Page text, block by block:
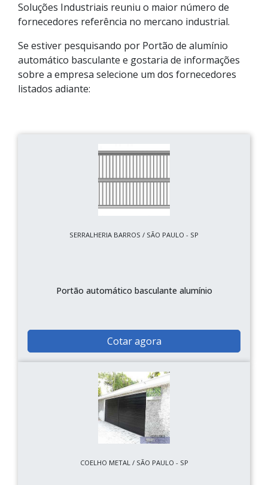
Soluções Industriais reuniu o maior número de
fornecedores referência no mercano industrial.
Se estiver pesquisando por Portão de alumínio
automático basculante e gostaria de informações
sobre a empresa selecione um dos fornecedores
listados adiante:
SERRALHERIA BARROS / SÃO PAULO - SP
Portão automático basculante alumínio
Cotar agora
COELHO METAL / SÃO PAULO - SP